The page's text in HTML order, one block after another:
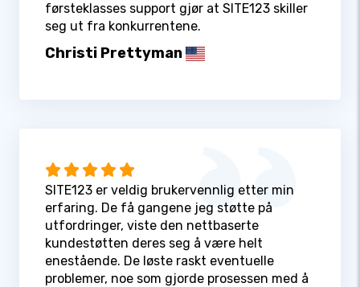
førsteklasses support gjør at SITE123 skiller
seg ut fra konkurrentene.
Christi Prettyman
SITE123 er veldig brukervennlig etter min
erfaring. De få gangene jeg støtte på
utfordringer, viste den nettbaserte
kundestøtten deres seg å være helt
enestående. De løste raskt eventuelle
problemer, noe som gjorde prosessen med å